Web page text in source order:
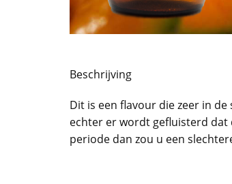
Beschrijving
Dit is een flavour die zeer in
echter er wordt gefluisterd dat
periode dan zou u een